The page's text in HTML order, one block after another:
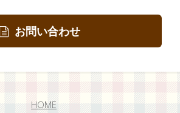
お問い合わせ
HOME